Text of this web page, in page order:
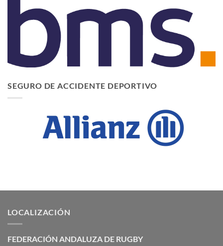
SEGURO DE ACCIDENTE DEPORTIVO
LOCALIZACIÓN
FEDERACIÓN ANDALUZA DE RUGBY